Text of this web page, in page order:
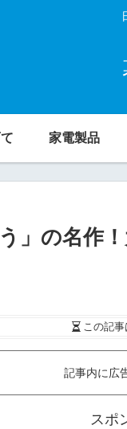
家電製品
」の名作
この記事
記事内に広
スポ